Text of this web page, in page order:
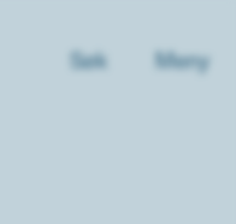
Søk Meny